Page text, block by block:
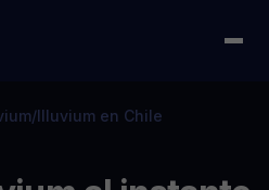
/Illuvium en Chile